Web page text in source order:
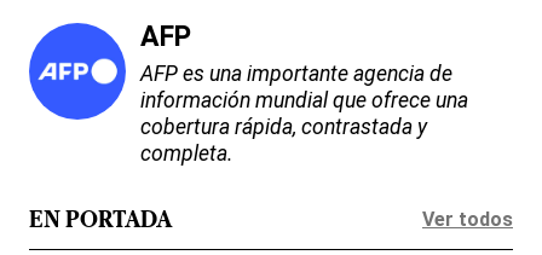
AFP
AFP es una importante agencia de
información mundial que ofrece una
cobertura rápida, contrastada y
completa.
EN PORTADA Ver todos